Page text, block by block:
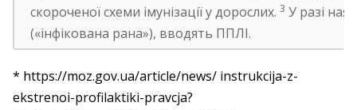
скороченої схеми імунізації у дорослих. 3 У разі
(«інфікована рана»), вводять ППЛІ.
* https://moz.gov.ua/article/news/ instrukcija-z-
ekstrenoi-­profilaktiki-pravcja?